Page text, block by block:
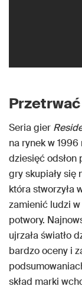
Seria gier
na rynek w
dziesięć odsłon
gry skupiały się
która stworzyła
zamienić ludzi
potwory.
ujrzała światło
bardzo oceny i
skład marki